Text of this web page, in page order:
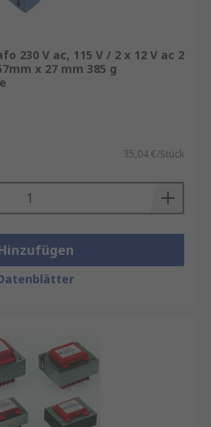
230 V ac, 115 V / 2 x 12 V ac 2
x 27 mm 385 g
35,04 €/Stück